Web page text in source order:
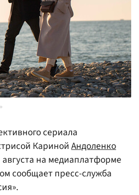
сериала
КаринойАндоленко
на медиаплатформе
сообщает пресс-служба